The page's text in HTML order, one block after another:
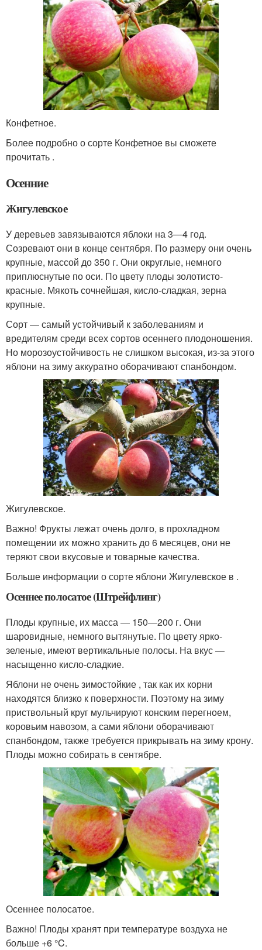
Конфетное.
Более подробно о сорте Конфетное вы сможете
прочитать .
Осенние
Жигулевское
У деревьев завязываются яблоки на 3—4 год.
Созревают они в конце сентября. По размеру они очень
крупные, массой до 350 г. Они округлые, немного
приплюснутые по оси. По цвету плоды золотисто-
красные. Мякоть сочнейшая, кисло-сладкая, зерна
крупные.
Сорт — самый устойчивый к заболеваниям и
вредителям среди всех сортов осеннего плодоношения.
Но морозоустойчивость не слишком высокая, из-за этого
яблони на зиму аккуратно оборачивают спанбондом.
Жигулевское.
Важно! Фрукты лежат очень долго, в прохладном
помещении их можно хранить до 6 месяцев, они не
теряют свои вкусовые и товарные качества.
Больше информации о сорте яблони Жигулевское в .
Осеннее полосатое (Штрейфлинг)
Плоды крупные, их масса — 150—200 г. Они
шаровидные, немного вытянутые. По цвету ярко-
зеленые, имеют вертикальные полосы. На вкус —
насыщенно кисло-сладкие.
Яблони не очень зимостойкие , так как их корни
находятся близко к поверхности. Поэтому на зиму
приствольный круг мульчируют конским перегноем,
коровьим навозом, а сами яблони оборачивают
спанбондом, также требуется прикрывать на зиму крону.
Плоды можно собирать в сентябре.
Осеннее полосатое.
Важно! Плоды хранят при температуре воздуха не
больше +6 °C.